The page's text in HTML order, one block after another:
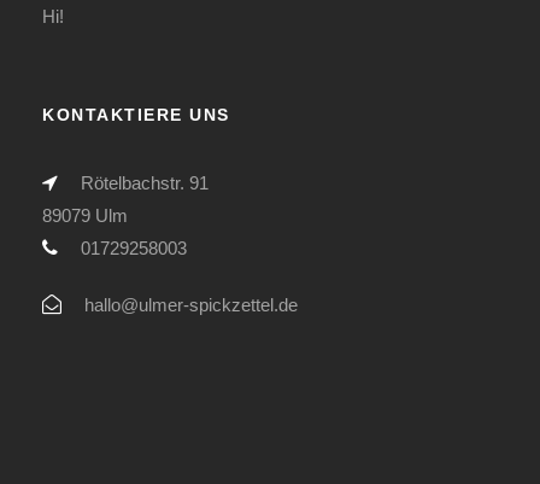
Hi!
KONTAKTIERE UNS
Rötelbachstr. 91
89079 Ulm
01729258003
hallo@ulmer-spickzettel.de